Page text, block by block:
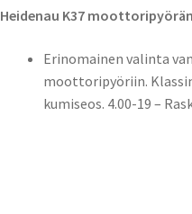
Heidenau K37
Erinomainen valinta
moottoripyöriin.
kumiseos. 4.00-19 –